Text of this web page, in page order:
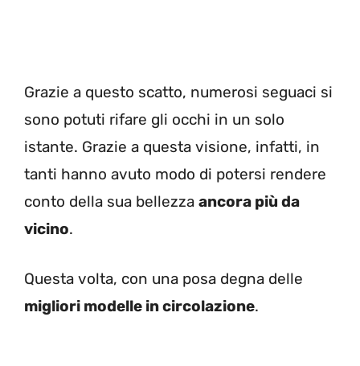
Grazie a questo scatto, numerosi seguaci si
sono potuti rifare gli occhi in un solo
istante. Grazie a questa visione, infatti, in
tanti hanno avuto modo di potersi rendere
conto della sua bellezza ancora più da
vicino.
Questa volta, con una posa degna delle
migliori modelle in circolazione.